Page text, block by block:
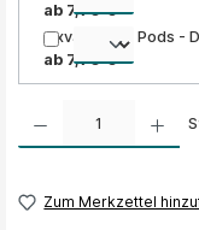
ab 7,90 €
Oxva Artio 2 Pods -
ab 7,90 €
Produkt Anzahl: Gib den
Zum Merkzettel